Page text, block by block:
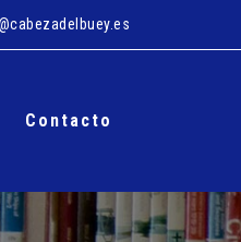
Contacto